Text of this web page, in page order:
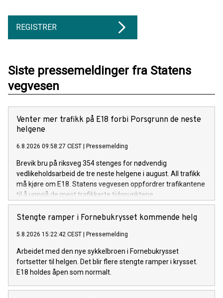
REGISTRER
Siste pressemeldinger fra Statens
vegvesen
Venter mer trafikk på E18 forbi Porsgrunn de neste
helgene
6.8.2026 09:58:27 CEST Pressemelding
Brevik bru på riksveg 354 stenges for nødvendig
vedlikeholdsarbeid de tre neste helgene i august. All trafikk
må kjøre om E18. Statens vegvesen oppfordrer trafikantene
til å unngå de mest trafikkerte tidspunktene.
Stengte ramper i Fornebukrysset kommende helg
5.8.2026 15:22:42 CEST Pressemelding
Arbeidet med den nye sykkelbroen i Fornebukrysset
fortsetter til helgen. Det blir flere stengte ramper i krysset.
E18 holdes åpen som normalt.